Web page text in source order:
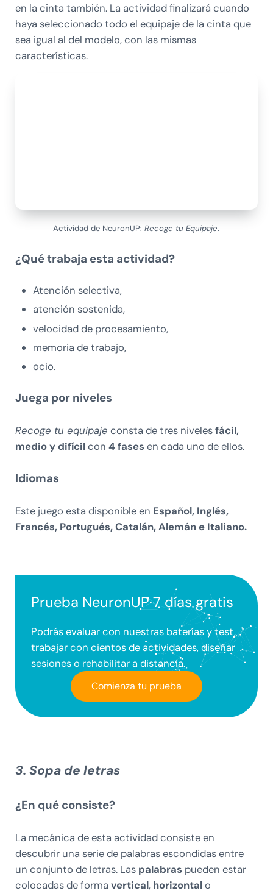
en la cinta también. La actividad finalizará cuando
haya seleccionado todo el equipaje de la cinta que
sea igual al del modelo, con las mismas
características.
Actividad de NeuronUP:Recoge tu Equipaje.
¿Qué trabaja esta actividad?
Atención selectiva,
atención sostenida,
velocidad de procesamiento,
memoria de trabajo,
ocio.
Juega por niveles
Recoge tu equipaje consta de tres nivelesfácil,
medio y difícilcon 4 fases en cada uno de ellos.
Idiomas
Este juego esta disponible en Español, Inglés,
Francés, Portugués, Catalán, Alemán e Italiano.
Prueba NeuronUP 7 días gratis
Podrás evaluar con nuestras baterías y test,
trabajar con cientos de actividades, diseñar
sesiones o rehabilitar a distancia.
Comienza tu prueba
3. Sopa de letras
¿En qué consiste?
La mecánica de esta actividad consiste en
descubrir una serie de palabras escondidas entre
un conjunto de letras. Las palabras pueden estar
colocadas de forma vertical, horizontalo